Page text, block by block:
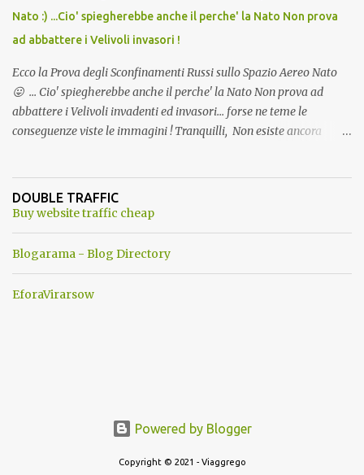
Nato :) ...Cio' spiegherebbe anche il perche' la Nato Non prova
ad abbattere i Velivoli invasori !
Ecco la Prova degli Sconfinamenti Russi sullo Spazio Aereo Nato
😛 ... Cio' spiegherebbe anche il perche' la Nato Non prova ad
abbattere i Velivoli invadenti ed invasori... forse ne teme le
conseguenze viste le immagini ! Tranquilli, Non esiste ancora
ancora una fantasia Nato o forse una "False Flag", per provocare
una guerra mondiale che difficilmente da menti sane, potrebbe
DOUBLE TRAFFIC
Buy website traffic cheap
Blogarama - Blog Directory
EforaVirarsow
Powered by Blogger
Copyright © 2021 - Viaggrego